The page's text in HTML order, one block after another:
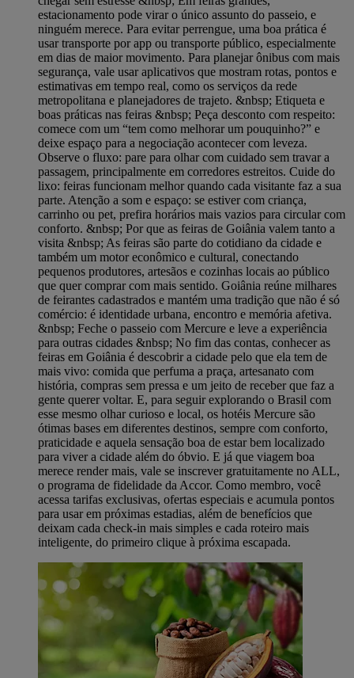
estacionamento pode virar o único assunto do passeio, e
ninguém merece. Para evitar perrengue, uma boa prática é
usar transporte por app ou transporte público, especialmente
em dias de maior movimento. Para planejar ônibus com mais
segurança, vale usar aplicativos que mostram rotas, pontos e
estimativas em tempo real, como os serviços da rede
metropolitana e planejadores de trajeto. &nbsp; Etiqueta e
boas práticas nas feiras &nbsp; Peça desconto com respeito:
comece com um “tem como melhorar um pouquinho?” e
deixe espaço para a negociação acontecer com leveza.
Observe o fluxo: pare para olhar com cuidado sem travar a
passagem, principalmente em corredores estreitos. Cuide do
lixo: feiras funcionam melhor quando cada visitante faz a sua
parte. Atenção a som e espaço: se estiver com criança,
carrinho ou pet, prefira horários mais vazios para circular com
conforto. &nbsp; Por que as feiras de Goiânia valem tanto a
visita &nbsp; As feiras são parte do cotidiano da cidade e
também um motor econômico e cultural, conectando
pequenos produtores, artesãos e cozinhas locais ao público
que quer comprar com mais sentido. Goiânia reúne milhares
de feirantes cadastrados e mantém uma tradição que não é só
comércio: é identidade urbana, encontro e memória afetiva.
&nbsp; Feche o passeio com Mercure e leve a experiência
para outras cidades &nbsp; No fim das contas, conhecer as
feiras em Goiânia é descobrir a cidade pelo que ela tem de
mais vivo: comida que perfuma a praça, artesanato com
história, compras sem pressa e um jeito de receber que faz a
gente querer voltar. E, para seguir explorando o Brasil com
esse mesmo olhar curioso e local, os hotéis Mercure são
ótimas bases em diferentes destinos, sempre com conforto,
praticidade e aquela sensação boa de estar bem localizado
para viver a cidade além do óbvio. E já que viagem boa
merece render mais, vale se inscrever gratuitamente no ALL,
o programa de fidelidade da Accor. Como membro, você
acessa tarifas exclusivas, ofertas especiais e acumula pontos
para usar em próximas estadias, além de benefícios que
deixam cada check-in mais simples e cada roteiro mais
inteligente, do primeiro clique à próxima escapada.